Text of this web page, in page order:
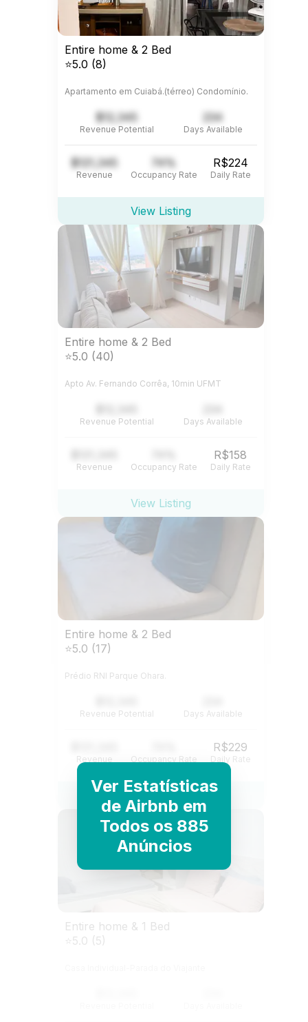
Entire home & 2 Bed
⭐5.0 (8)
Apartamento em Cuiabá.(térreo) Condomínio.
$12,345
Revenue Potential
234
Days Available
$121,345
Revenue
74%
Occupancy Rate
R$224
Daily Rate
View Listing
Entire home & 2 Bed
⭐5.0 (40)
Apto Av. Fernando Corrêa, 10min UFMT
Revenue Potential Days Available
Revenue Occupancy Rate
R$158
Daily Rate
View Listing
Entire home & 2 Bed
⭐5.0 (17)
Prédio RNI Parque Ohara.
Revenue Potential Days Available
Revenue Occupancy Rate
R$229
Daily Rate
View Listing
Entire home & 1 Bed
⭐5.0 (5)
Ver Estatísticas
de Airbnb em
Todos os 885
Anúncios